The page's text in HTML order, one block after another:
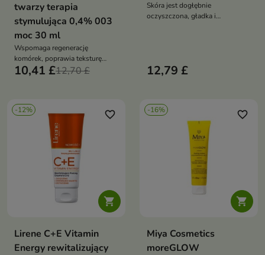
twarzy terapia
stymulująca 0,4% 003
moc 30 ml
Wspomaga regenerację
komórek, poprawia teksturę
skóry i wyrównuje jej koloryt
10,41 £12,70 £
Skóra jest dogłębnie
oczyszczona, gładka i
12,79 £
-12%

favorite_border
Lirene C+E Vitamin
Energy rewitalizujący
-16%

favorite_border
Miya Cosmetics
moreGLOW